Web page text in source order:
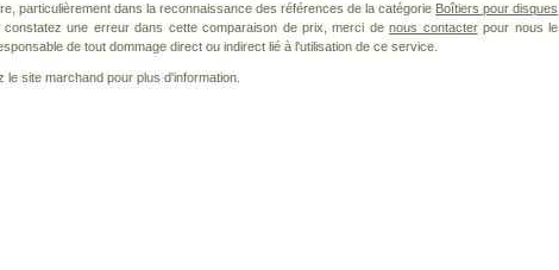
particulièrement dans la reconnaissance des références de la catégorie Boîtiers pour disques
une erreur dans cette comparaison de prix, merci denous contacterpour nous le
de tout dommage direct ou indirect lié à l'utilisation de ce service.
site marchand pour plus d'information.